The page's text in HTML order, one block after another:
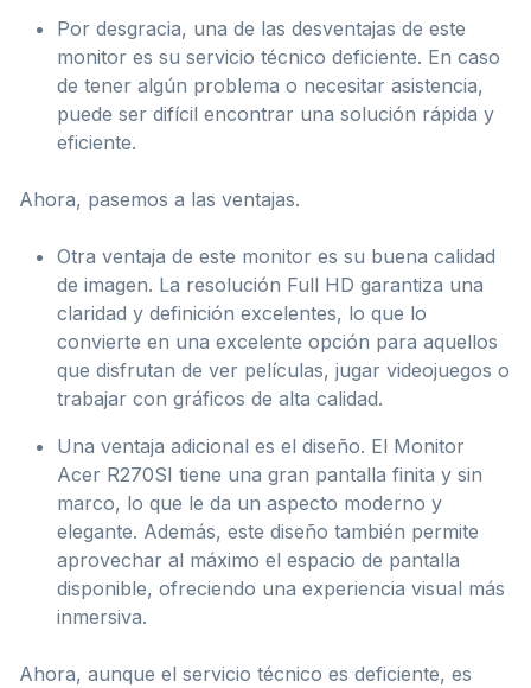
Por desgracia, una de las desventajas de este
monitor es su servicio técnico deficiente. En caso
de tener algún problema o necesitar asistencia,
puede ser difícil encontrar una solución rápida y
eficiente.
Ahora, pasemos a las ventajas.
Otra ventaja de este monitor es su buena calidad
de imagen. La resolución Full HD garantiza una
claridad y definición excelentes, lo que lo
convierte en una excelente opción para aquellos
que disfrutan de ver películas, jugar videojuegos o
trabajar con gráficos de alta calidad.
Una ventaja adicional es el diseño. El Monitor
Acer R270SI tiene una gran pantalla finita y sin
marco, lo que le da un aspecto moderno y
elegante. Además, este diseño también permite
aprovechar al máximo el espacio de pantalla
disponible, ofreciendo una experiencia visual más
inmersiva.
Ahora, aunque el servicio técnico es deficiente, es